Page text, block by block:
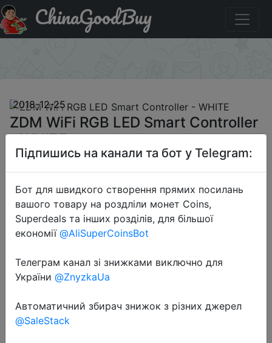
Паридбати з промокодом GBAFFYL266 ZDM WiFi RGB
LED Smart Controller - WHITE
ChinaGoodBuy
2018-12-25
ZDM WiFi RGB LED Smart Controller
- WHITE
$6.99
Промокод:"GBAFFYL266"
Підпишись на канали та бот у Telegram:
Бот для швидкого створення прямих посилань
вашого товару на роздліли монет Coins,
Superdeals та інших розділів, для більшої
економії @AliSuperCoinsBot
Телеграм канал зі знижками виключно для
України @ZnyzkaUa
Автоматичний збирач знижок з різних джерел
@SaleStack